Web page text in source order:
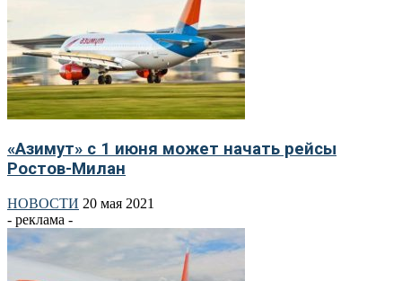
«Азимут» с 1 июня может начать рейсы
Ростов-Милан
НОВОСТИ 20 мая 2021
- реклама -